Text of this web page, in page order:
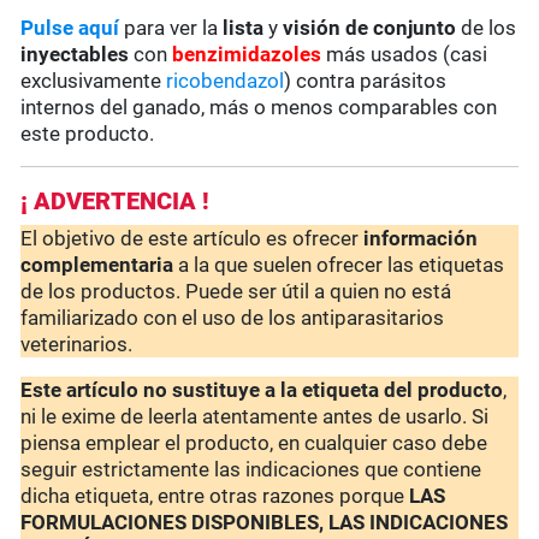
Pulse aquí para ver la lista yvisión de conjunto de los
inyectables con benzimidazoles más usados (casi
exclusivamente ricobendazol) contra parásitos
internos del ganado, más o menos comparables con
este producto.
¡ ADVERTENCIA !
El objetivo de este artículo es ofrecer información
complementaria a la que suelen ofrecer las etiquetas
de los productos. Puede ser útil a quien no está
familiarizado con el uso de los antiparasitarios
veterinarios.
Este artículo no sustituye a la etiqueta del producto,
ni le exime de leerla atentamente antes de usarlo. Si
piensa emplear el producto, en cualquier caso debe
seguir estrictamente las indicaciones que contiene
dicha etiqueta, entre otras razones porque LAS
FORMULACIONES DISPONIBLES, LAS INDICACIONES